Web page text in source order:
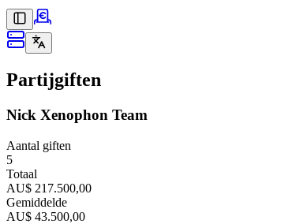
Partijgiften
Nick Xenophon Team
Aantal giften
5
Totaal
AU$ 217.500,00
Gemiddelde
AU$ 43.500,00